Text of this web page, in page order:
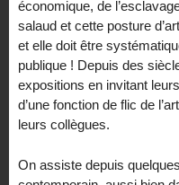
économique, de
salaud et cette posture
et elle doit être
publique ! Depuis des
expositions en invitant
d’une fonction de flic de
leurs collègues.
On assiste depuis